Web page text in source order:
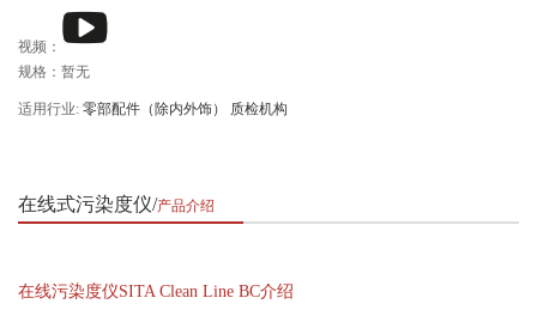
视频：
规格：暂无
适用行业: 零部配件（除内外饰） 质检机构
在线式污染度仪 产品介绍
在线污染度仪SITA Clean Line BC介绍